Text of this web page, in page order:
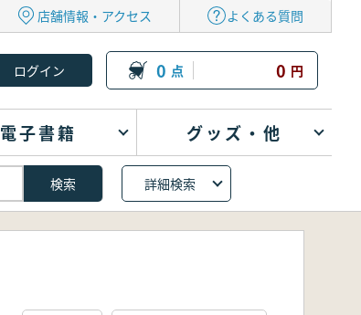
店舗情報・アクセス よくある質問
0 点 0 円
電子書籍 グッズ・他
詳細検索